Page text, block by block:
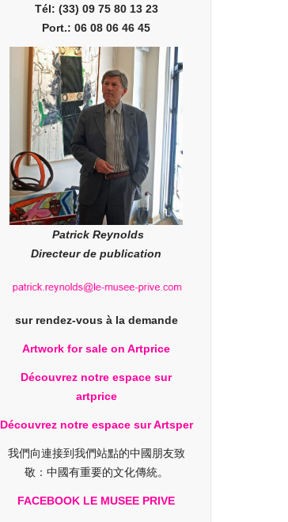
Tél: (33) 09 75 80 13 23
Port.: 06 08 06 46 45
Patrick Reynolds
Directeur de publication
sur rendez-vous à la demande
Artwork for sale on Artprice
Découvrez notre espace sur
artprice
Découvrez notre espace sur Artsper
我們向連接到我們站點的中國朋友致
敬：中國有重要的文化傳統。
FACEBOOK LE MUSEE PRIVE